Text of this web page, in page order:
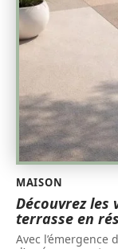
MAISON
Découvrez les
terrasse en
Avec